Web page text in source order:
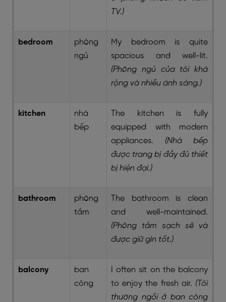
TV.)
bedroom
phòng
ngủ
My bedroom is quite
spacious and well-lit.
(Phòng ngủ của tôi khá
rộng và nhiều ánh sáng.)
kitchen
nhà
bếp
The kitchen is fully
equipped with modern
appliances. (Nhà bếp
được trang bị đầy đủ thiết
bị hiện đại.)
bathroom
phòng
tắm
The bathroom is clean
and well-maintained.
(Phòng tắm sạch sẽ và
được giữ gìn tốt.)
balcony
ban
công
I often sit on the balcony
to enjoy the fresh air. (Tôi
thường ngồi ở ban công